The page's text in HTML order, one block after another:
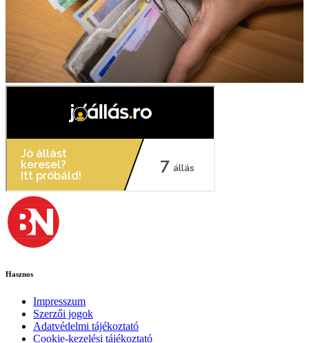
Hasznos
Impresszum
Szerzői jogok
Adatvédelmi tájékoztató
Cookie-kezelési tájékoztató